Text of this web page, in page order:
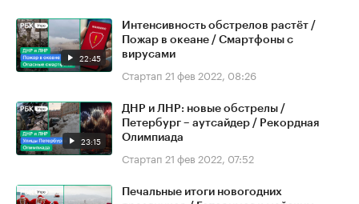
22:45
Интенсивность обстрелов растёт /
Пожар в океане / Смартфоны с
вирусами
Стартап 21 фев 2022, 08:26
23:15
ДНР и ЛНР: новые обстрелы /
Петербург – аутсайдер / Рекордная
Олимпиада
Стартап 21 фев 2022, 07:52
Печальные итоги новогодних